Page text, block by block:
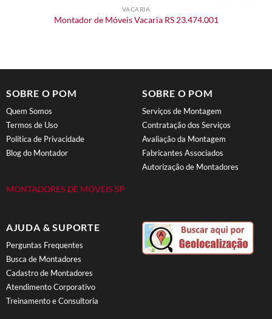
VACARIA
Montador de Móveis Vacaria RS 23.474.001
SOBRE O POM
Quem Somos
Termos de Uso
Política de Privacidade
Blog do Montador
MONTADORES DE MÓVEIS SP
SOBRE O POM
Serviços de Montagem
Contratação dos Serviços
Avaliação da Montagem
Fabricantes Associados
Autorização de Montadores
AJUDA & SUPORTE
Perguntas Frequentes
Busca de Montadores
Cadastro de Montadores
Atendimento Corporativo
Treinamento e Consultoria